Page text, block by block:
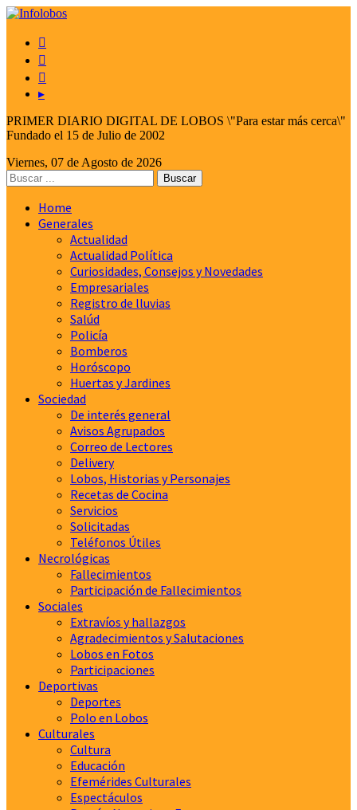



▸
PRIMER DIARIO DIGITAL DE LOBOS \"Para estar más cerca\"
Fundado el 15 de Julio de 2002
Viernes, 07 de Agosto de 2026
Home
Generales
Actualidad
Actualidad Política
Curiosidades, Consejos y Novedades
Empresariales
Registro de lluvias
Salúd
Policía
Bomberos
Horóscopo
Huertas y Jardines
Sociedad
De interés general
Avisos Agrupados
Correo de Lectores
Delivery
Lobos, Historias y Personajes
Recetas de Cocina
Servicios
Solicitadas
Teléfonos Útiles
Necrológicas
Fallecimientos
Participación de Fallecimientos
Sociales
Extravíos y hallazgos
Agradecimientos y Salutaciones
Lobos en Fotos
Participaciones
Deportivas
Deportes
Polo en Lobos
Culturales
Cultura
Educación
Efemérides Culturales
Espectáculos